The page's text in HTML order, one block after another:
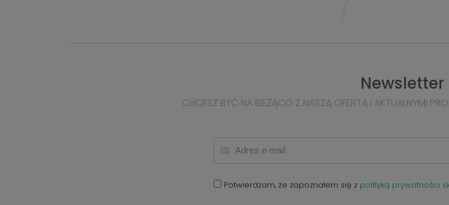
Newsletter
CHCESZ BYĆ NA BIEŻĄCO Z NASZĄ OFERTĄ I AKTUALNYMI
Potwierdzam, że zapoznałem się z polityką prywatności